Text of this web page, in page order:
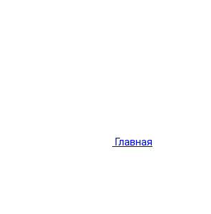
Главная